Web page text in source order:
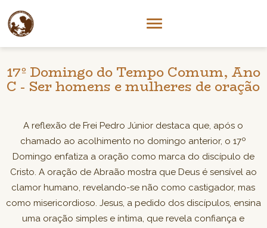
17º Domingo do Tempo Comum, Ano
C - Ser homens e mulheres de oração
A reflexão de Frei Pedro Júnior destaca que, após o
chamado ao acolhimento no domingo anterior, o 17º
Domingo enfatiza a oração como marca do discípulo de
Cristo. A oração de Abraão mostra que Deus é sensível ao
clamor humano, revelando-se não como castigador, mas
como misericordioso. Jesus, a pedido dos discípulos, ensina
uma oração simples e íntima, que revela confiança e